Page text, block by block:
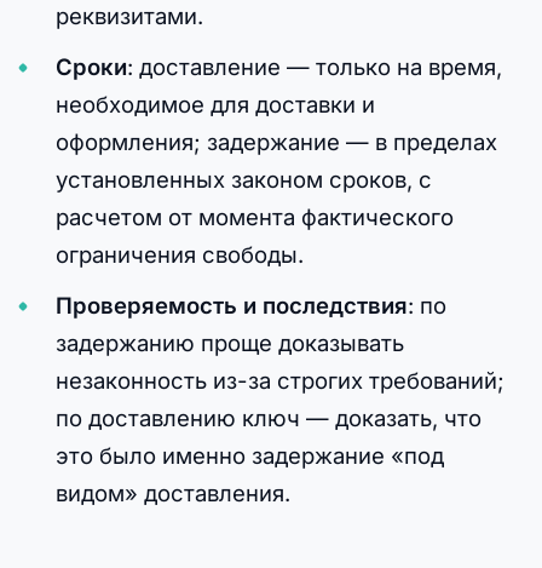
реквизитами.
Сроки: доставление — только на время,
необходимое для доставки и
оформления; задержание — в пределах
установленных законом сроков, с
расчетом от момента фактического
ограничения свободы.
Проверяемость и последствия: по
задержанию проще доказывать
незаконность из-за строгих требований;
по доставлению ключ — доказать, что
это было именно задержание «под
видом» доставления.